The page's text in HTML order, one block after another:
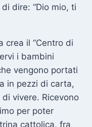
dire: “Dio mio, ti
crea il “Centro di
i bambini
vengono portati
in pezzi di carta,
vivere. Ricevono
per poter
cattolica, fra